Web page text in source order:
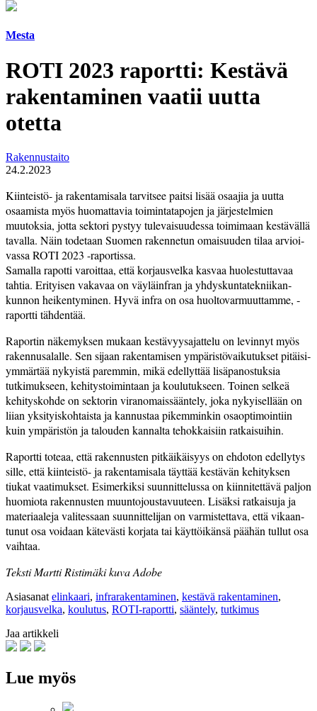
Mesta
ROTI 2023 raportti: Kestävä
rakentaminen vaatii uutta
otetta
Rakennustaito
24.2.2023
Kiinteistö- ja rakentamisala tarvitsee paitsi lisää osaajia ja uutta
osaamista myös huomattavia toimintatapojen ja järjestelmien
muutoksia, jotta sektori pystyy tulevai­suudessa toimimaan kestävällä
taval­la. Näin todetaan Suomen raken­netun omaisuuden tilaa arvioi­
vassa ROTI 2023 -raportissa.
Samalla rapotti varoittaa, että­ korjausvelka kasvaa huolestuttavaa
tahtia. Erityisen vakavaa on väyläinfran ja yhdyskuntatekniikan­
kunnon heikentyminen. Hyvä infra on osa huoltovarmuuttamme, ­
raportti tähdentää.
Raportin näkemyksen mukaan kestävyysajattelu on levinnyt myös
rakennusalalle. Sen sijaan rakentamisen ympäristövaikutukset pitäisi­
ymmärtää nykyistä paremmin, mikä­ edellyttää lisäpanostuksia
tutkimukseen, kehitystoimintaan ja koulutukseen. Toinen selkeä
kehityskohde on sektorin viranomais­sääntely, joka nykyisellään on
liian­ yksityiskohtaista ja kannustaa ­pikemminkin osaoptimointiin
kuin ympäristön ja talouden kannalta tehokkaisiin ratkaisuihin.
Raportti toteaa, että rakennusten pitkäikäisyys on ehdoton edellytys
sille, että kiinteistö- ja rakentamisala täyttää kestävän kehityksen
tiukat vaatimukset. Esimerkiksi suunnittelussa on kiinnitettävä paljon
huomiota rakennusten muunto­joustavuuteen. Lisäksi ratkaisuja ja
materiaaleja valitessaan suunnittelijan on varmistettava, ­että vikaan­
tunut osa voidaan kätevästi korjata tai käyttöikänsä päähän tullut osa
vaihtaa.
Teksti Martti Ristimäki kuva Adobe
Asiasanat elinkaari, infrarakentaminen, kestävä rakentaminen,
korjausvelka, koulutus, ROTI-raportti, sääntely, tutkimus
Jaa artikkeli
Lue myös